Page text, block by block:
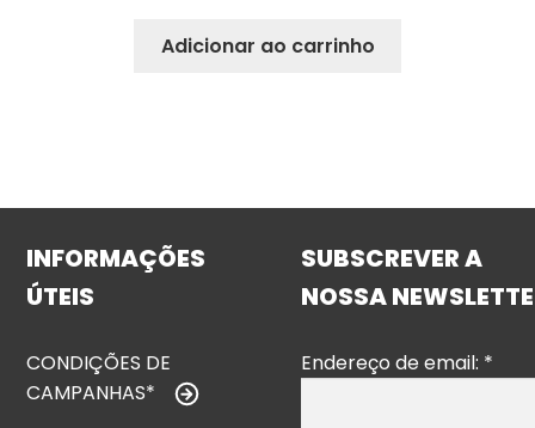
Adicionar ao carrinho
INFORMAÇÕES
ÚTEIS
CONDIÇÕES DE
CAMPANHAS*
SUBSCREVER A
NOSSA
Endereço de email: *